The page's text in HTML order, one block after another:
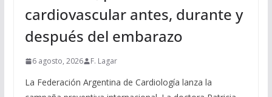
cardiovascular antes, durante y
después del embarazo
6 agosto, 2026 F. Lagar
La Federación Argentina de Cardiología lanza la